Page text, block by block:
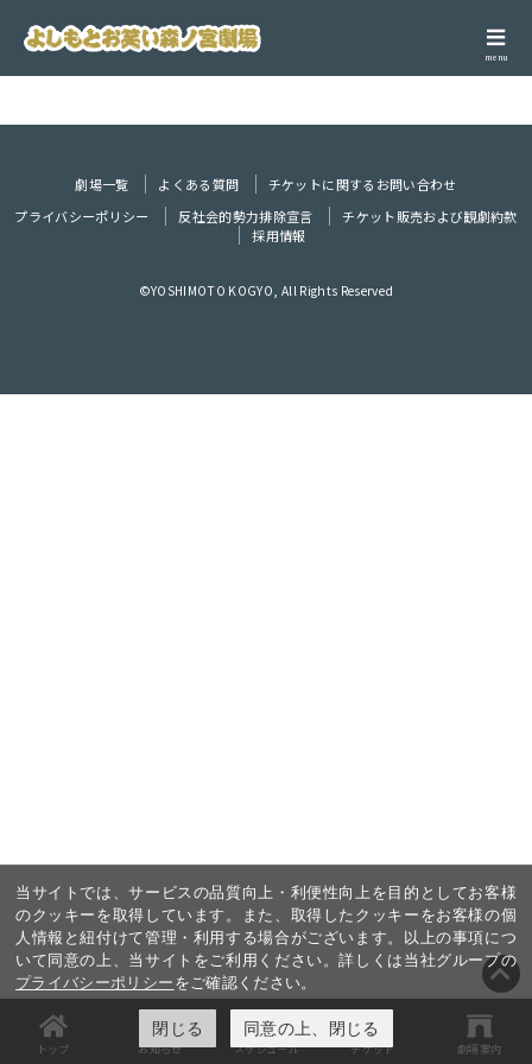
menu
トップ お知らせ スケジュール チケット 劇場案内
当サイトでは、サービスの品質向上・利便性向上を目的としてお客様
のクッキーを取得しています。また、取得したクッキーをお客様の個
人情報と紐付けて管理・利用する場合がございます。以上の事項につ
いて同意の上、当サイトをご利用ください。詳しくは当社グループの
プライバシーポリシーをご確認ください。
閉じる 同意の上、閉じる
劇場一覧 よくある質問
チケットに関するお問い合わせ
プライバシーポリシー
反社会的勢力排除宣言
チケット販売および観劇約款
採用情報
©YOSHIMOTO KOGYO, All Rights Reserved